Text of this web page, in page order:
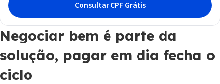
Negociar bem é parte da
solução, pagar em dia fecha o
ciclo